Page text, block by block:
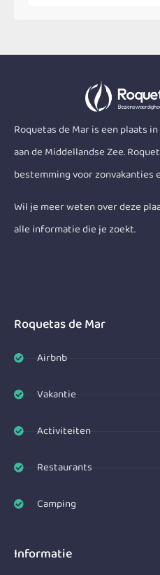
Roquetas de Mar is een plaats
aan de Middellandse Zee.
bestemming voor zonvakanties
Wil je meer weten over deze
alle informatie die je zoekt.
Roquetas de Mar
Airbnb
Vakantie
Activiteiten
Restaurants
Camping
Informatie